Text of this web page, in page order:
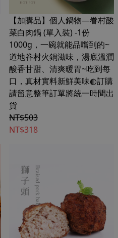
【加購品】個人鍋物—眷村酸
菜白肉鍋 (單入裝) -1份
1000g，一碗就能品嚐到的~
道地眷村火鍋滋味，湯底溫潤
酸香甘甜、清爽暖胃~吃到每
口，真材實料新鮮美味◍訂購
請留意整筆訂單將統一時間出
貨
NT$503
NT$318